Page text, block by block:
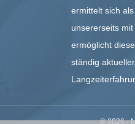
ermittelt sich
unsererseits
ermöglicht
ständig
© 2026 -